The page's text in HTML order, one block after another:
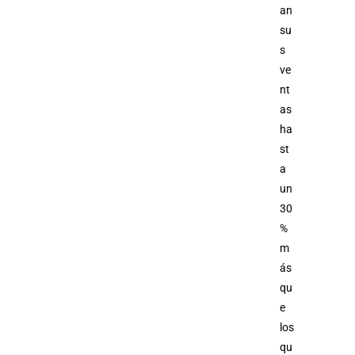
an
su
s
ve
nt
as
ha
st
a
un
30
%
m
ás
qu
e
los
qu